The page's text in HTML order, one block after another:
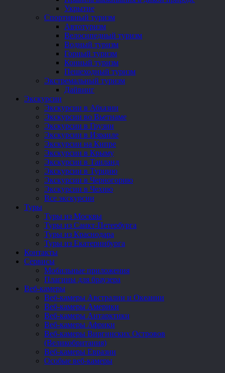
Укрытие
Спортивный туризм
Автотуризм
Велосипедный туризм
Водный туризм
Горный туризм
Конный туризм
Пешеходный туризм
Экстремальный туризм
Дайвинг
Экскурсии
Экскурсии в Абхазии
Экскурсии во Вьетнаме
Экскурсии в Грузии
Экскурсии в Израиле
Экскурсии на Кипре
Экскурсии в Крыму
Экскурсии в Таиланд
Экскурсии в Турцию
Экскурсии в Черногорию
Экскурсии в Чехию
Все экскурсии
Туры
Туры из Москвы
Туры из Санкт-Петербурга
Туры из Краснодара
Туры из Екатеринбурга
Контакты
Сервисы
Мобильные приложения
Плагины для браузера
Веб-камеры
Веб-камеры Австралии и Океании
Веб-камеры Америки
Веб-камеры Антарктики
Веб-камеры Африки
Веб-камеры Виргинских Островов
(Великобритания)
Веб-камеры Евразии
Особые веб-камеры